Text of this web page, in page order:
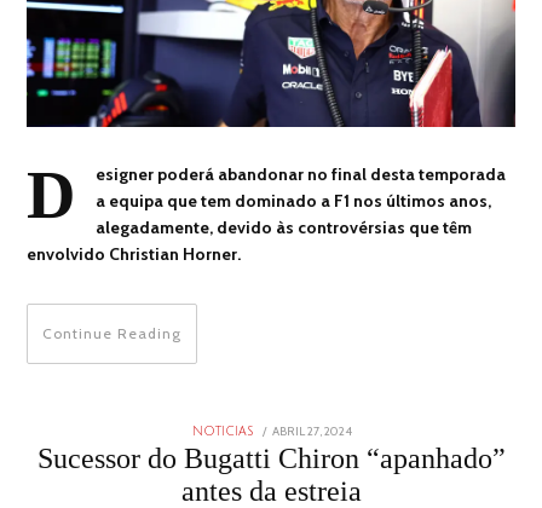
D
esigner poderá abandonar no final desta temporada
a equipa que tem dominado a F1 nos últimos anos,
alegadamente, devido às controvérsias que têm
envolvido Christian Horner.
Continue Reading
NOTICIAS
POSTED
ON
ABRIL 27, 2024
2024
Sucessor do Bugatti Chiron “apanhado”
antes da estreia